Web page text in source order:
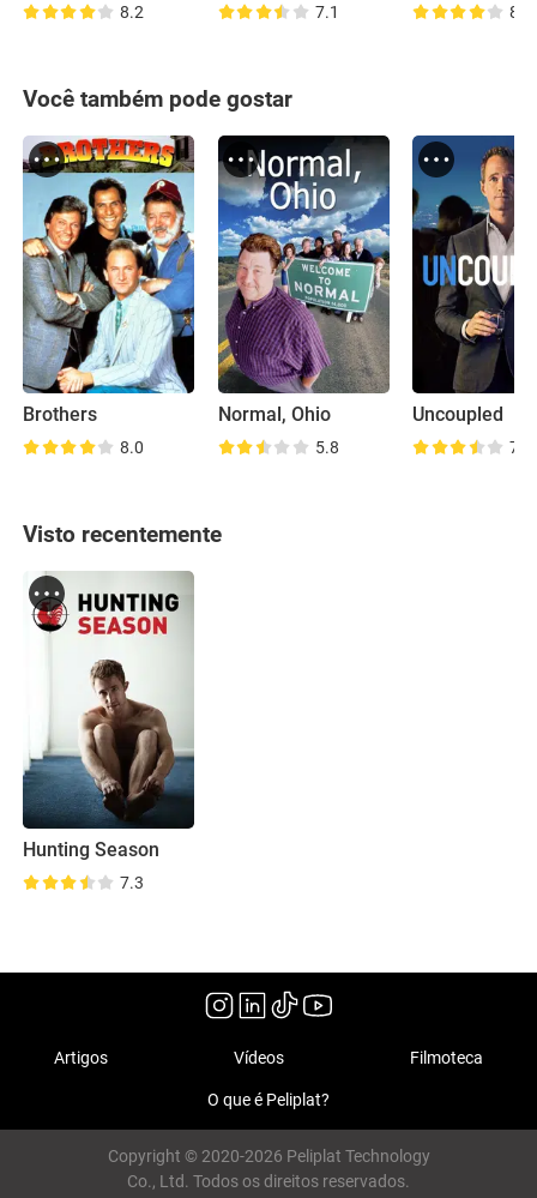
8.2 7.1 8.1
Você também pode gostar
Brothers
8.0
Normal, Ohio
5.8
Uncoupled
7.0
Visto recentemente
Hunting Season
7.3
Artigos Vídeos Filmoteca
O que é Peliplat?
Copyright © 2020-2026 Peliplat Technology
Co., Ltd. Todos os direitos reservados.